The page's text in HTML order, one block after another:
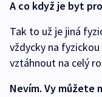
A co když je byt
Tak to už je jiná
vždycky na
vztáhnout na celý
Nevím. Vy můžete